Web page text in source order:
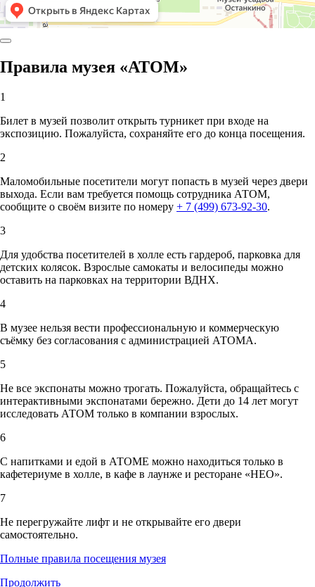
Правила музея «АТОМ»
1
Билет в музей позволит открыть турникет при входе на
экспозицию. Пожалуйста, сохраняйте его до конца посещения.
2
Маломобильные посетители могут попасть в музей через двери
выхода. Если вам требуется помощь сотрудника АТОМ,
сообщите о своём визите по номеру + 7 (499) 673-92-30.
3
Для удобства посетителей в холле есть гардероб, парковка для
детских колясок. Взрослые самокаты и велосипеды можно
оставить на парковках на территории ВДНХ.
4
В музее нельзя вести профессиональную и коммерческую
съёмку без согласования с администрацией АТОМА.
5
Не все экспонаты можно трогать. Пожалуйста, обращайтесь с
интерактивными экспонатами бережно. Дети до 14 лет могут
исследовать АТОМ только в компании взрослых.
6
С напитками и едой в АТОМЕ можно находиться только в
кафетериуме в холле, в кафе в лаунже и ресторане «НЕО».
7
Не перегружайте лифт и не открывайте его двери
самостоятельно.
Полные правила посещения музея
Продолжить